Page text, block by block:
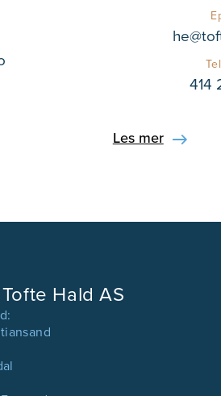
414
Les mer
Hald AS